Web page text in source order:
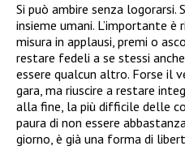
Si può ambire senza logorarsi.
insieme umani. L’importante
misura in applausi, premi o
restare fedeli a se stessi
essere qualcun altro. Forse il
gara, ma riuscire a restare
alla fine, la più difficile delle
paura di non essere
giorno, è già una forma di